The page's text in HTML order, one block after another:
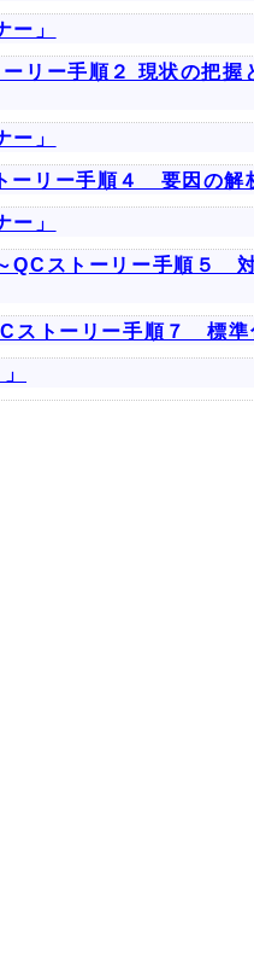
」
リー手順２ 現状の把
」
リー手順４ 要因の解
」
ストーリー手順５
トーリー手順７ 標準